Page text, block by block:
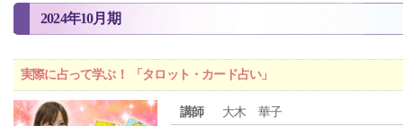
2024年10月期
実際に占って学ぶ！ 「タロット・カード占い」
講師
大木 華子